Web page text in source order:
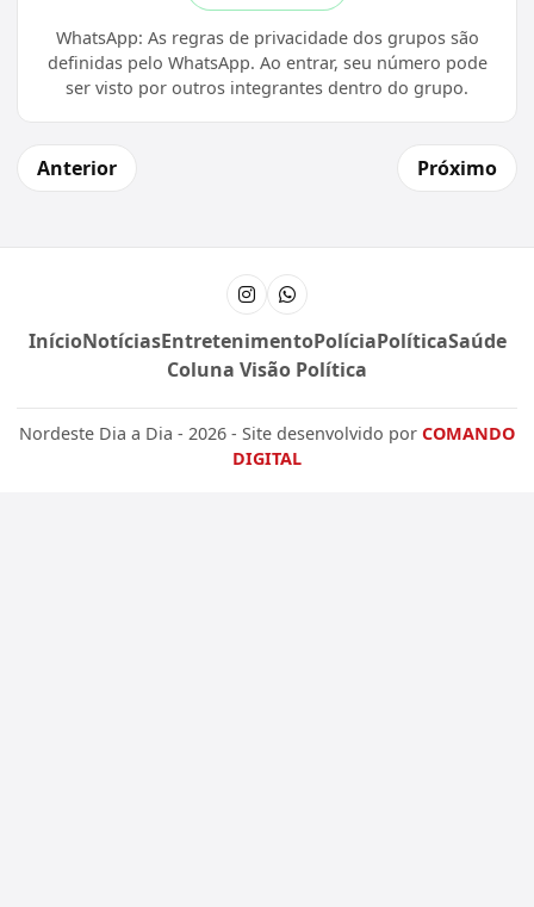
WhatsApp: As regras de privacidade dos grupos são
definidas pelo WhatsApp. Ao entrar, seu número pode
ser visto por outros integrantes dentro do grupo.
Anterior Próximo
InstagramCanal do WhatsApp
InícioNotíciasEntretenimentoPolíciaPolíticaSaúde
Coluna Visão Política
Nordeste Dia a Dia - 2026 - Site desenvolvido por COMANDO
DIGITAL